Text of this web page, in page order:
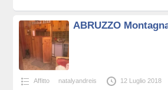
ABRUZZO
Affitto natalyandreis 12 Luglio 2018